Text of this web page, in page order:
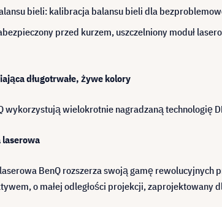
bieli: kalibracja balansu bieli dla
przed kurzem, uszczelniony moduł
długotrwałe, żywe kolory
wykorzystują wielokrotnie nagradzaną technologię
laserowa
BenQ rozszerza swoją gamę
o małej odległości projekcji, zaprojektowany